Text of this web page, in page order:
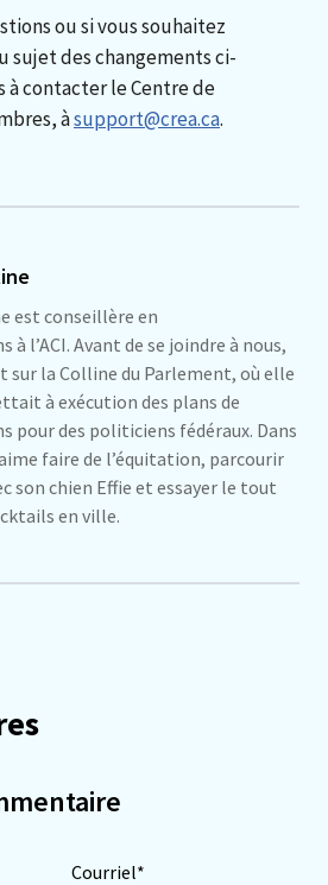
ou si vous souhaitez
sujet des changements ci-
à contacter le Centre de
àsupport@crea.ca.
est conseillère en
l’ACI. Avant de se joindre à nous,
sur la Colline du Parlement, où elle
à exécution des plans de
pour des politiciens fédéraux. Dans
faire de l’équitation, parcourir
son chien Effie et essayer le tout
en ville.
Courriel*